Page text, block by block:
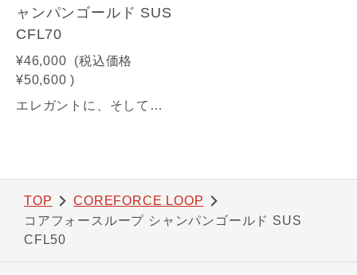
ャンパンゴールド SUS
CFL70
¥46,000
(税込価格
¥50,600 )
エレガントに、そして力強く。優雅な煌めきで、ワンランク上の自分に。発売開始より女性人気No1モデル「シャンパンゴールド」。ギフト・贈り物にも。【商品情報】■サイズ：70㎝■素材：SUS316(装飾部材)・フェライト磁石・サマコバ磁石・SUS316(キャップ部分)・SUS304(ワイヤー部分)《利用可能な決済方法》クレジットカード（Visa / Mastercard / JCB / American Express / Diners Club）／Amazon Pay／PayPay／キャリア決済／代金引換※合計30万円（税込）を超える商品は代金引換はご利用いただけません。予めご了承ください
TOP
COREFORCE LOOP
コアフォースループ シャンパンゴールド SUS
CFL50